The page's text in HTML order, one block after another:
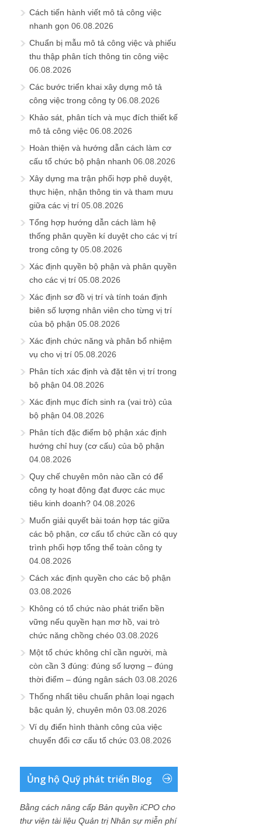
Cách tiến hành viết mô tả công việc
nhanh gọn 06.08.2026
Chuẩn bị mẫu mô tả công việc và phiếu
thu thập phân tích thông tin công việc
06.08.2026
Các bước triển khai xây dựng mô tả
công việc trong công ty 06.08.2026
Khảo sát, phân tích và mục đích thiết kế
mô tả công việc 06.08.2026
Hoàn thiện và hướng dẫn cách làm cơ
cấu tổ chức bộ phận nhanh 06.08.2026
Xây dựng ma trận phối hợp phê duyệt,
thực hiện, nhận thông tin và tham mưu
giữa các vị trí 05.08.2026
Tổng hợp hướng dẫn cách làm hệ
thống phân quyền kí duyệt cho các vị trí
trong công ty 05.08.2026
Xác định quyền bộ phận và phân quyền
cho các vị trí 05.08.2026
Xác định sơ đồ vị trí và tính toán định
biên số lượng nhân viên cho từng vị trí
của bộ phận 05.08.2026
Xác định chức năng và phân bổ nhiệm
vụ cho vị trí 05.08.2026
Phân tích xác định và đặt tên vị trí trong
bộ phận 04.08.2026
Xác định mục đích sinh ra (vai trò) của
bộ phận 04.08.2026
Phân tích đặc điểm bộ phận xác định
hướng chỉ huy (cơ cấu) của bộ phận
04.08.2026
Quy chế chuyên môn nào cần có để
công ty hoạt động đạt được các mục
tiêu kinh doanh? 04.08.2026
Muốn giải quyết bài toán hợp tác giữa
các bộ phận, cơ cấu tổ chức cần có quy
trình phối hợp tổng thể toàn công ty
04.08.2026
Cách xác định quyền cho các bộ phận
03.08.2026
Không có tổ chức nào phát triển bền
vững nếu quyền hạn mơ hồ, vai trò
chức năng chồng chéo 03.08.2026
Một tổ chức không chỉ cần người, mà
còn cần 3 đúng: đúng số lượng – đúng
thời điểm – đúng ngân sách 03.08.2026
Thống nhất tiêu chuẩn phân loại ngạch
bậc quản lý, chuyên môn 03.08.2026
Ví dụ điển hình thành công của việc
chuyển đổi cơ cấu tổ chức 03.08.2026
Ủng hộ Quỹ phát triển Blog
Bằng cách nâng cấp Bản quyền iCPO cho
thư viện tài liệu Quản trị Nhân sự miễn phí